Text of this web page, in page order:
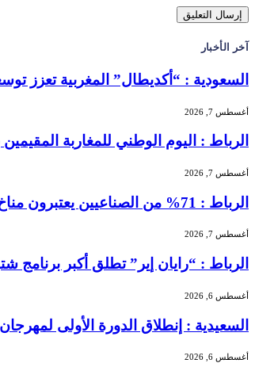
آخر الأخبار
السعودية : “أكديطال” المغربية تعزز
أغسطس 7, 2026
الرباط : اليوم الوطني للمغاربة
أغسطس 7, 2026
الرباط : 71% من الصناعيين يعتبرون مناخ الأعمال عادياً خلال الفصل الثاني من 2026 …
أغسطس 7, 2026
الرباط : “رايان إير” تطلق أكبر برنامج شتوي في تاريخها
أغسطس 6, 2026
السعيدية : إنطلاق الدورة الأولى
أغسطس 6, 2026